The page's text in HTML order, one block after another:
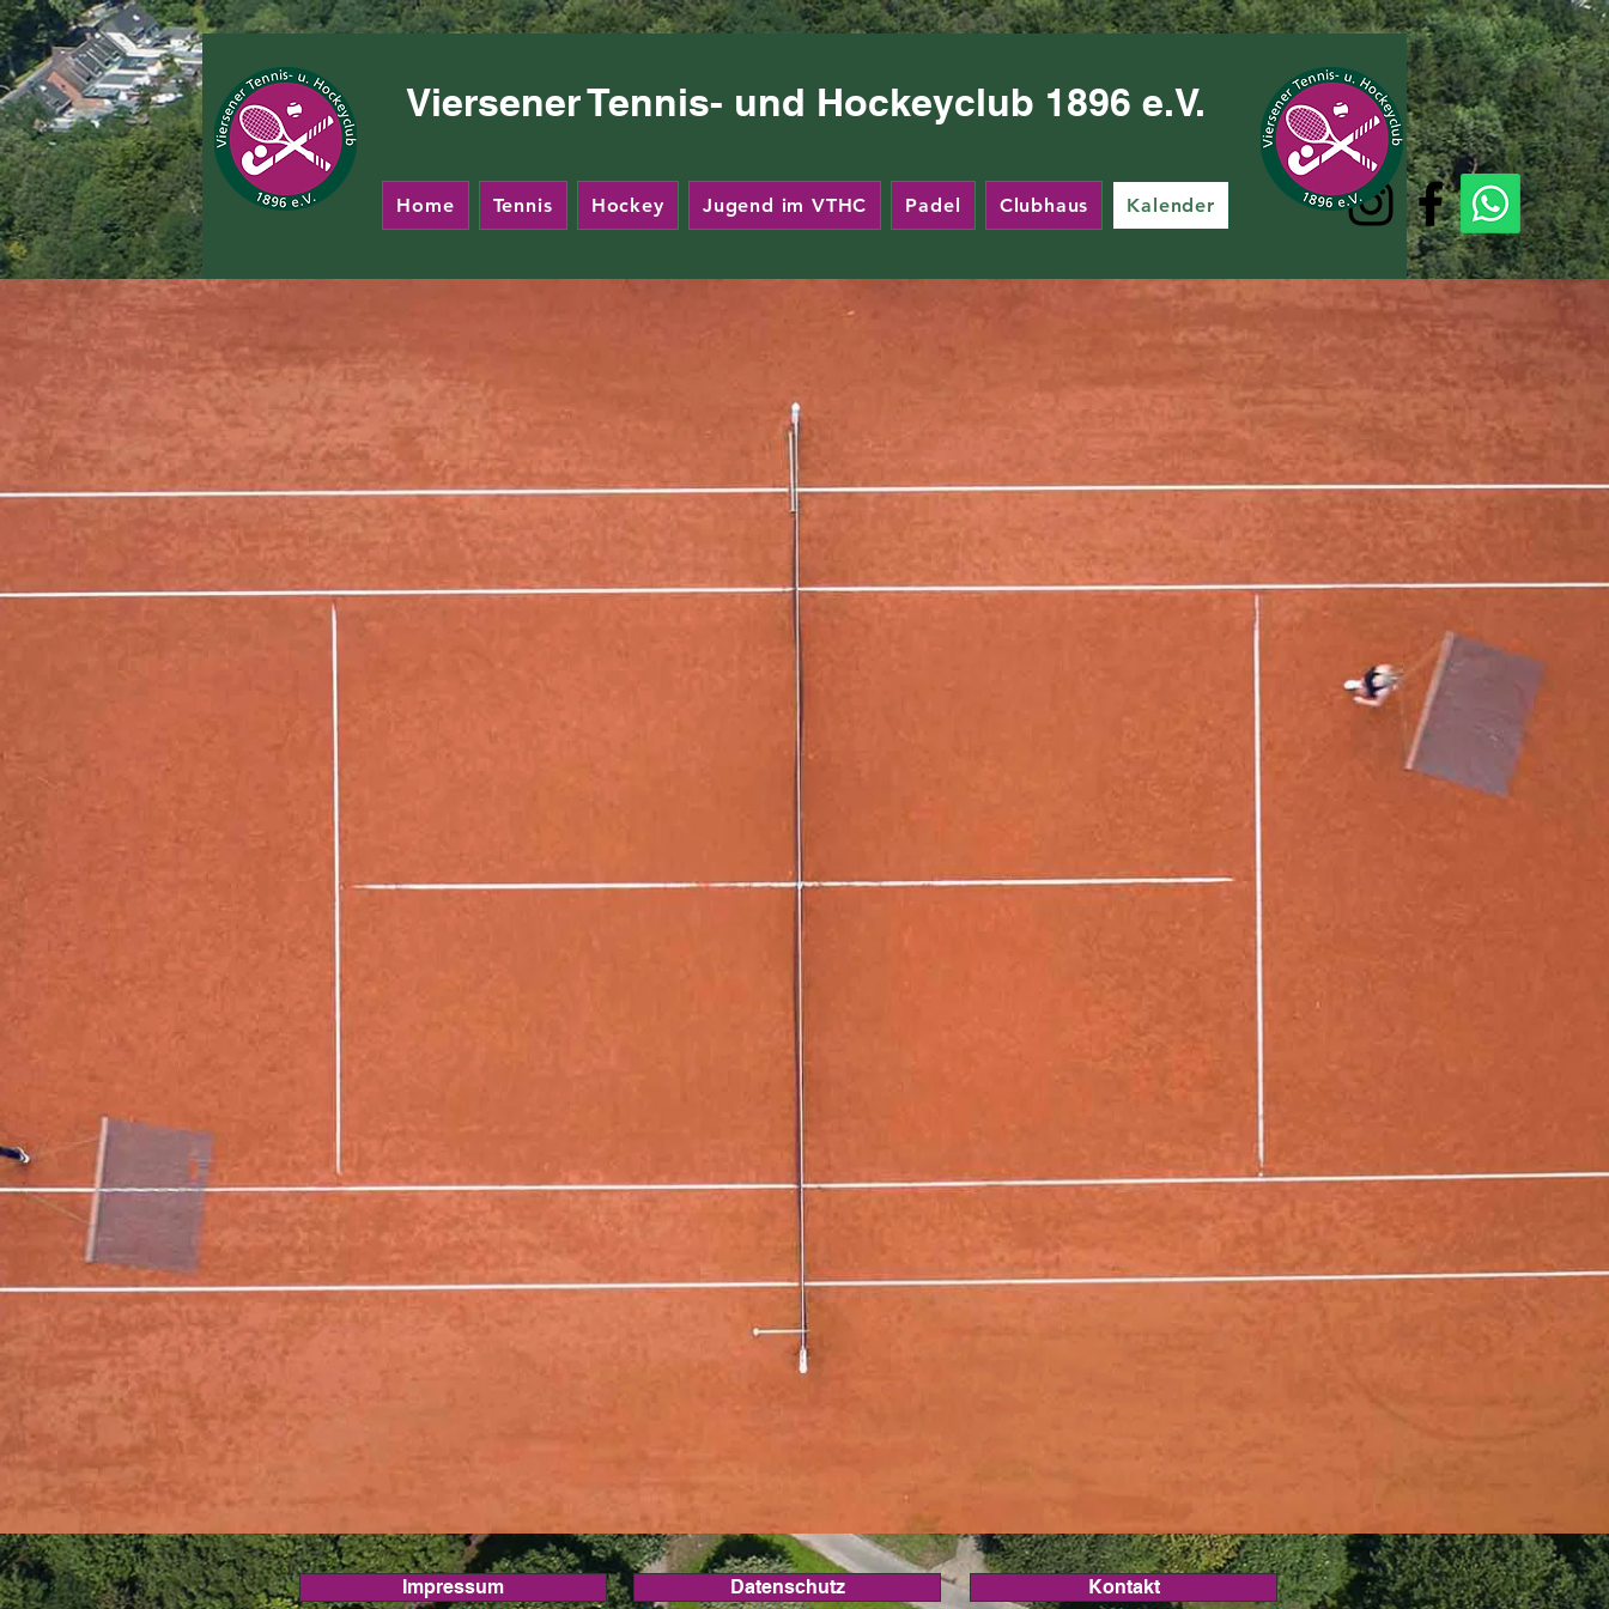
Viersener Tennis- und Hockeyclub 1896 e.V.
Home Tennis Hockey Jugend im VTHC Padel Clubhaus Kalender
Impressum Datenschutz Kontakt